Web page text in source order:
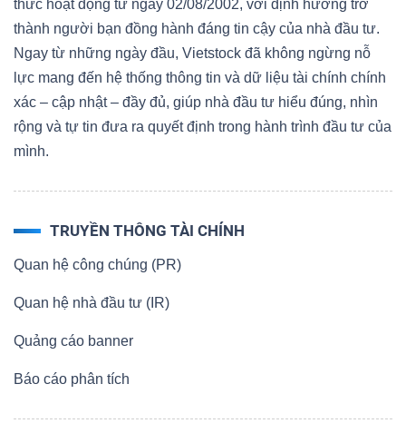
thức hoạt động từ ngày 02/08/2002, với định hướng trở
thành người bạn đồng hành đáng tin cậy của nhà đầu tư.
Ngay từ những ngày đầu, Vietstock đã không ngừng nỗ
lực mang đến hệ thống thông tin và dữ liệu tài chính chính
xác – cập nhật – đầy đủ, giúp nhà đầu tư hiểu đúng, nhìn
rộng và tự tin đưa ra quyết định trong hành trình đầu tư của
mình.
TRUYỀN THÔNG TÀI CHÍNH
Quan hệ công chúng (PR)
Quan hệ nhà đầu tư (IR)
Quảng cáo banner
Báo cáo phân tích